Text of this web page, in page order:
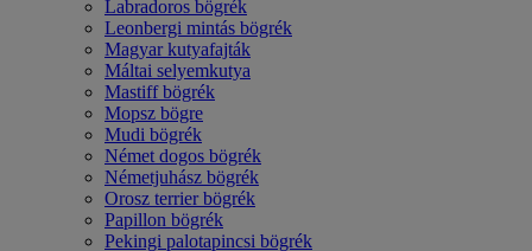
Labradoros bögrék
Leonbergi mintás bögrék
Magyar kutyafajták
Máltai selyemkutya
Mastiff bögrék
Mopsz bögre
Mudi bögrék
Német dogos bögrék
Németjuhász bögrék
Orosz terrier bögrék
Papillon bögrék
Pekingi palotapincsi bögrék